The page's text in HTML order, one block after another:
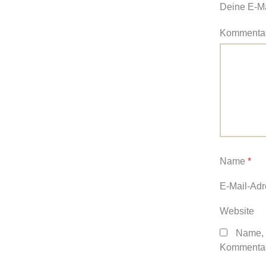
Deine E-
Name *
E-Mail-
Website